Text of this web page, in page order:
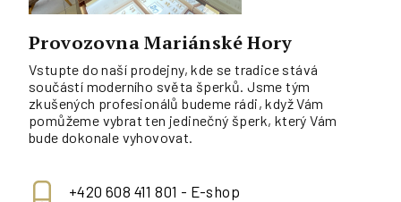
Provozovna Mariánské Hory
Vstupte do naší prodejny, kde se tradice stává
součástí moderního světa šperků. Jsme tým
zkušených profesionálů budeme rádi, když Vám
pomůžeme vybrat ten jedinečný šperk, který Vám
bude dokonale vyhovovat.
+420 608 411 801 - E-shop